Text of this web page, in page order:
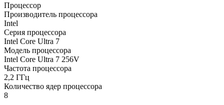
Процессор
Производитель процессора
Intel
Серия процессора
Intel Core Ultra 7
Модель процессора
Intel Core Ultra 7 256V
Частота процессора
2,2 ГГц
Количество ядер процессора
8